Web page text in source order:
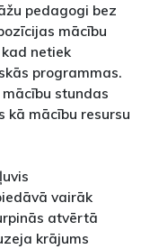
pedagogi bez
mācību
netiek
programmas.
stundas
kā mācību resursu
vairāk
atvērtā
krājums